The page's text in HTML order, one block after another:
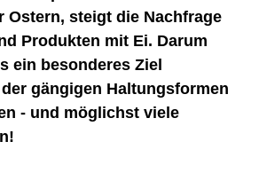
Ostern, steigt die Nachfrage
Produkten mit Ei. Darum
ein besonderes Ziel
gängigen Haltungsformen
- und möglichst viele